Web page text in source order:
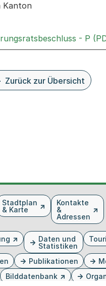
Kanton
- P
Zurück zur Übersicht
Stadtplan
& Karte
Kontakte
&
Adressen
Daten und
Statistiken
Publikationen
Bilddatenbank